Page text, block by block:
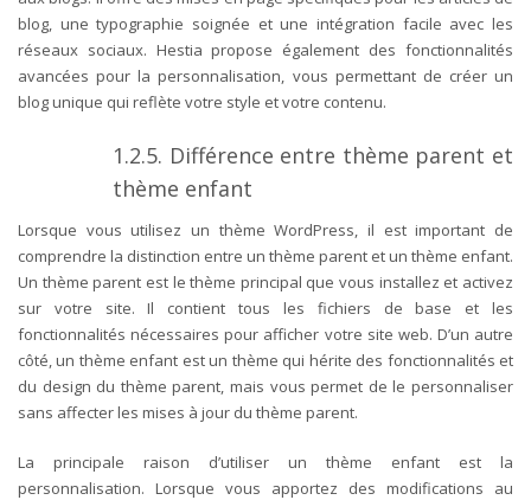
blog, une typographie soignée et une intégration facile avec les
réseaux sociaux. Hestia propose également des fonctionnalités
avancées pour la personnalisation, vous permettant de créer un
blog unique qui reflète votre style et votre contenu.
1.2.5. Différence entre thème parent et
thème enfant
Lorsque vous utilisez un thème WordPress, il est important de
comprendre la distinction entre un thème parent et un thème enfant.
Un thème parent est le thème principal que vous installez et activez
sur votre site. Il contient tous les fichiers de base et les
fonctionnalités nécessaires pour afficher votre site web. D’un autre
côté, un thème enfant est un thème qui hérite des fonctionnalités et
du design du thème parent, mais vous permet de le personnaliser
sans affecter les mises à jour du thème parent.
La principale raison d’utiliser un thème enfant est la
personnalisation. Lorsque vous apportez des modifications au